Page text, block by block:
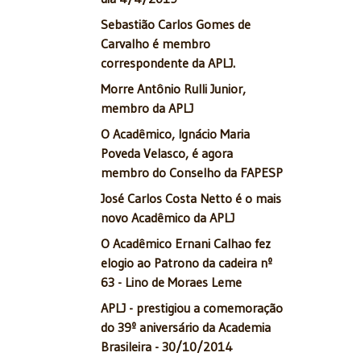
Sebastião Carlos Gomes de
Carvalho é membro
correspondente da APLJ.
Morre Antônio Rulli Junior,
membro da APLJ
O Acadêmico, Ignácio Maria
Poveda Velasco, é agora
membro do Conselho da FAPESP
José Carlos Costa Netto é o mais
novo Acadêmico da APLJ
O Acadêmico Ernani Calhao fez
elogio ao Patrono da cadeira nº
63 - Lino de Moraes Leme
APLJ - prestigiou a comemoração
do 39º aniversário da Academia
Brasileira - 30/10/2014